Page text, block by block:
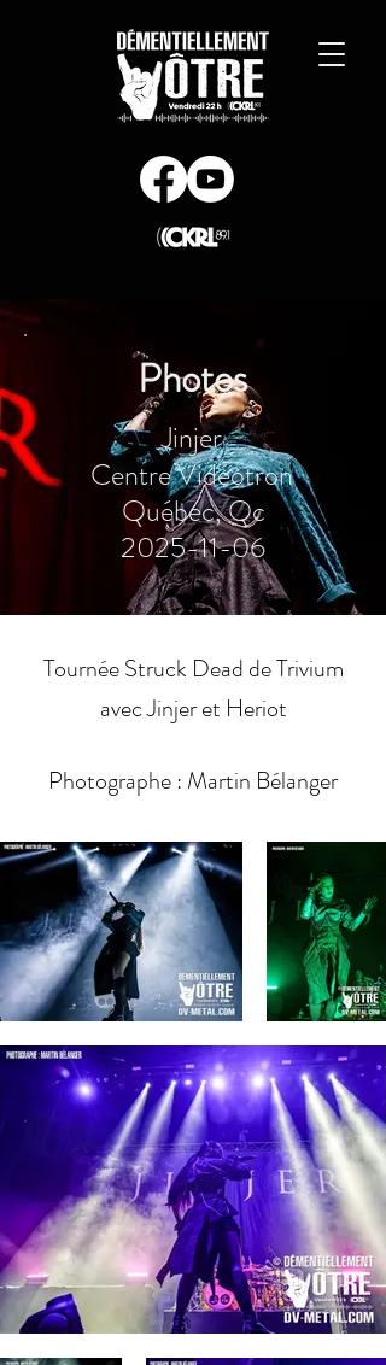
Jinjer
Centre Vidéotron
Québec, Qc
Photos
2025-11-06
Tournée Struck Dead de Trivium
avec Jinjer et Heriot
Photographe : Martin Bélanger